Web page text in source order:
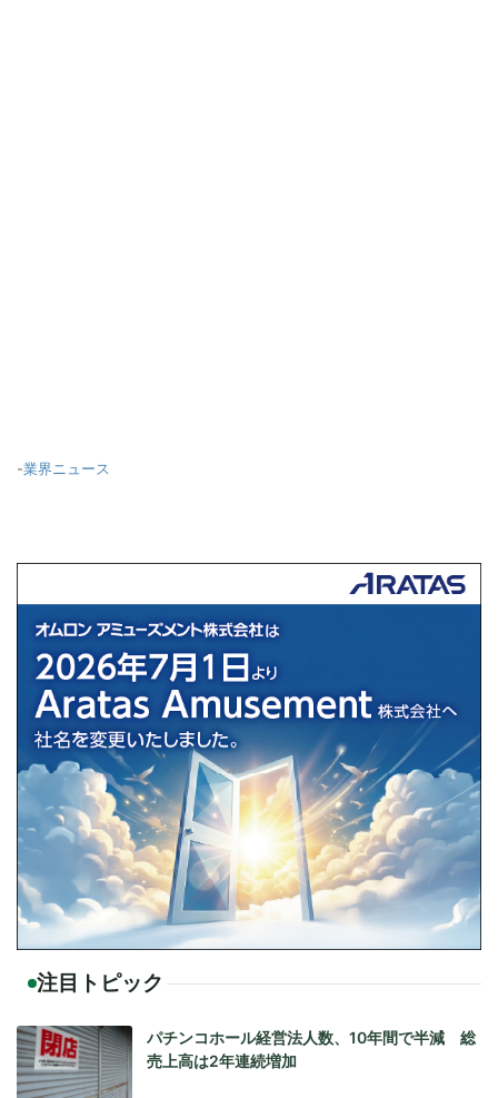
-業界ニュース
注目トピック
パチンコホール経営法人数、10年間で半減 総
売上高は2年連続増加